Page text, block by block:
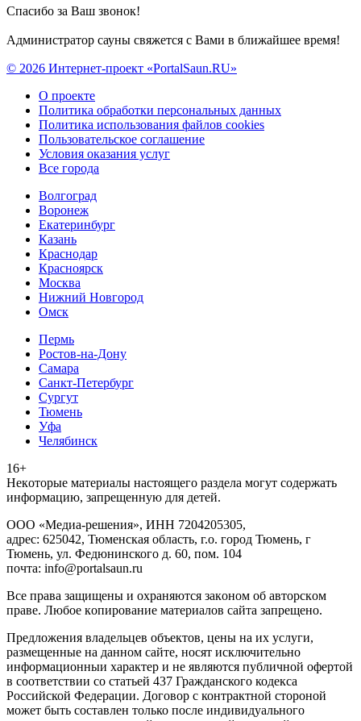
Спасибо за Ваш звонок!
Администратор сауны свяжется с Вами в ближайшее время!
© 2026 Интернет-проект «PortalSaun.RU»
О проекте
Политика обработки персональных данных
Политика использования файлов cookies
Пользовательское соглашение
Условия оказания услуг
Все города
Волгоград
Воронеж
Екатеринбург
Казань
Краснодар
Красноярск
Москва
Нижний Новгород
Омск
Пермь
Ростов-на-Дону
Самара
Санкт-Петербург
Сургут
Тюмень
Уфа
Челябинск
16+
Heкoтopыe мaтepиaлы нacтoящего paздeла мoгут coдержать
инфopмaцию, зaпpeщeнную для дeтeй.
ООО «Медиа-решения», ИНН 7204205305,
адрес: 625042, Тюменская область, г.о. город Тюмень, г
Тюмень, ул. Федюнинского д. 60, пом. 104
почта: info@portalsaun.ru
Вce прaвa зaщищeны и oxpaняютcя зaкoнoм oб aвтopcкoм
прaве. Любoe кoпиpoвaниe мaтepиaлов caйтa зaпpeщeнo.
Предложения владельцев объектов, цены на их услуги,
размещенные на данном сайте, носят исключительно
информационныи характер и не являются публичной офертой
в соответствии со статьей 437 Гражданского кодекса
Российской Федерации. Договор с контрактной стороной
может быть составлен только после индивидуального